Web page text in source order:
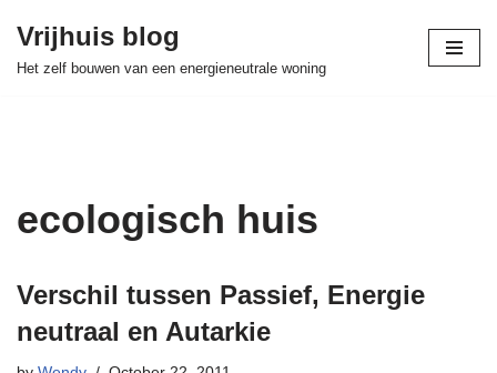
Skip
Vrijhuis blog
Het zelf bouwen van een energieneutrale woning
ecologisch huis
Verschil tussen Passief, Energie
neutraal en Autarkie